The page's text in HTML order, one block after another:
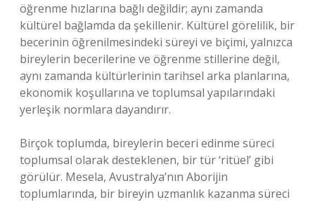
öğrenme hızlarına bağlı değildir; aynı zamanda
kültürel bağlamda da şekillenir. Kültürel görelilik, bir
becerinin öğrenilmesindeki süreyi ve biçimi, yalnızca
bireylerin becerilerine ve öğrenme stillerine değil,
aynı zamanda kültürlerinin tarihsel arka planlarına,
ekonomik koşullarına ve toplumsal yapılarındaki
yerleşik normlara dayandırır.
Birçok toplumda, bireylerin beceri edinme süreci
toplumsal olarak desteklenen, bir tür ‘ritüel’ gibi
görülür. Mesela, Avustralya’nın Aborijin
toplumlarında, bir bireyin uzmanlık kazanma süreci